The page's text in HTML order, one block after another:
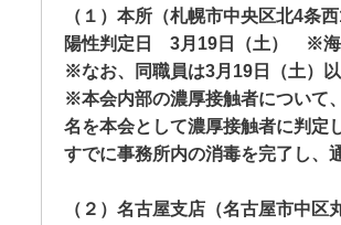
（１）本所（札幌市中央区北4条西
陽性判定日 3月 19日（土） ※海
※なお、同職員は3月 19日（土）
※本会内部の濃厚接触者について
名を本会として濃厚接触者に判定
すでに事務所内の消毒を完了し、
（２）名古屋支店（名古屋市中区